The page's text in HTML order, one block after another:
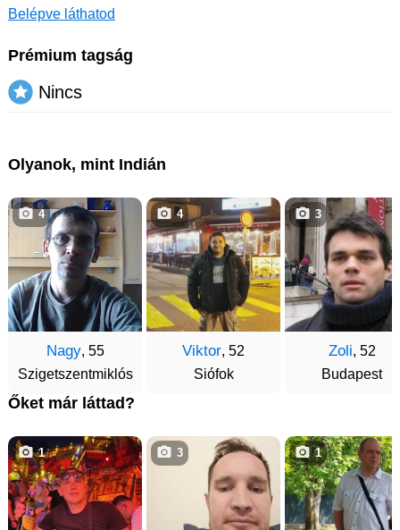
Belépve láthatod
Prémium tagság
Nincs
Olyanok, mint Indián
Nagy, 55
Szigetszentmiklós
4
Viktor, 52
Siófok
4
Zoli, 52
Budapest
3
Őket már láttad?
1 3 1